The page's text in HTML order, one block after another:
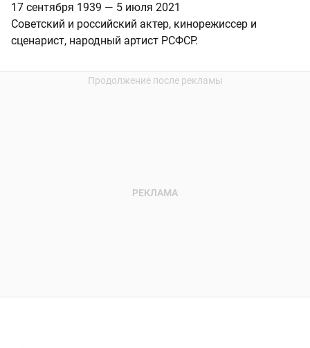
17 сентября 1939 — 5 июля 2021
Советский и российский актер, кинорежиссер и
сценарист, народный артист РСФСР.